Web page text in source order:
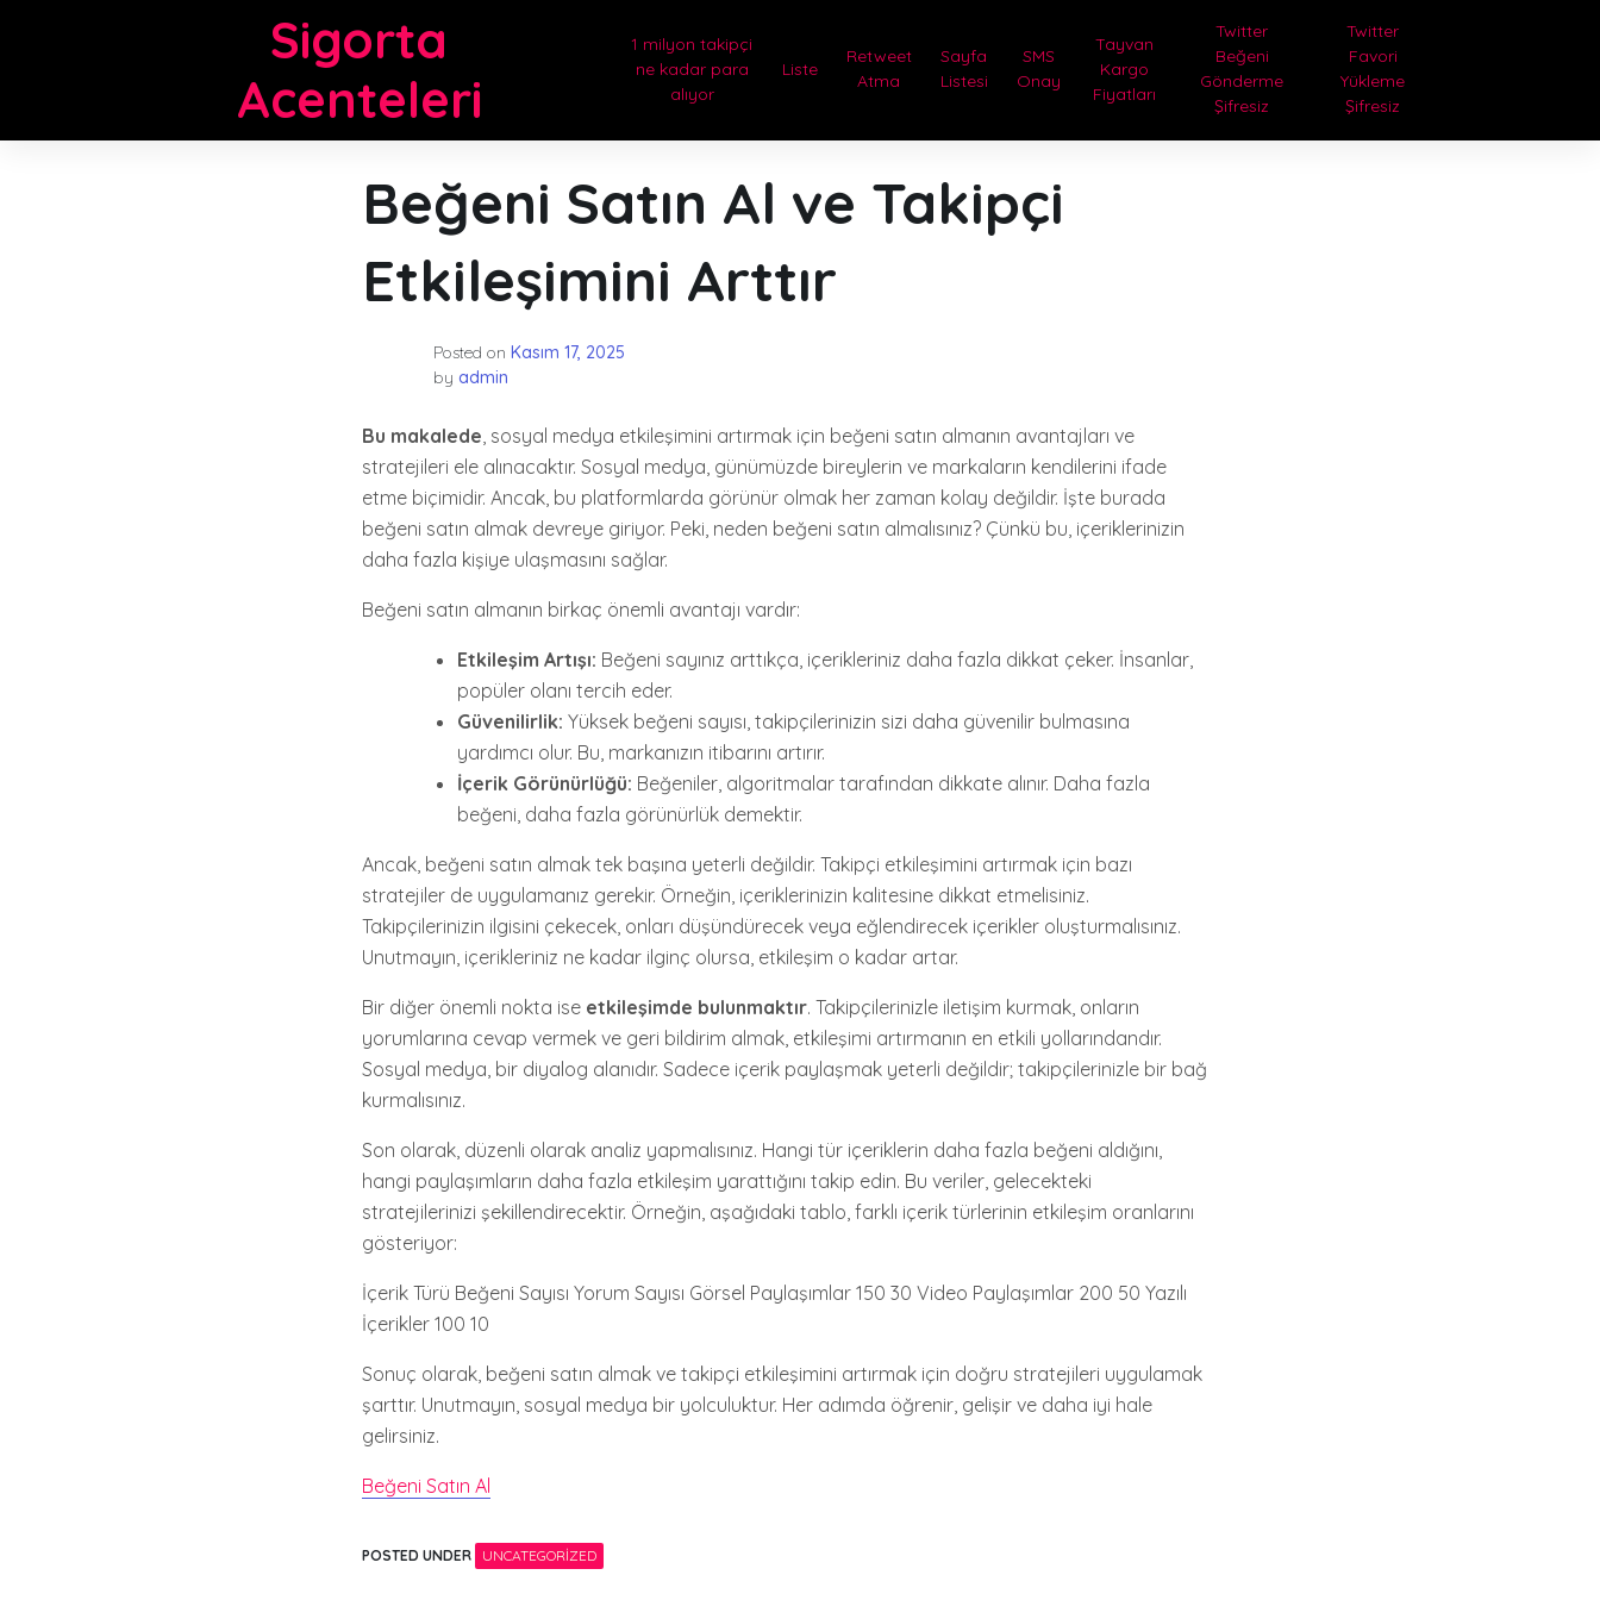
Sigorta
Acenteleri
1 milyon takipçi
ne kadar para
alıyor
Liste
Retweet
Atma
Sayfa
Listesi
SMS
Onay
Tayvan
Kargo
Fiyatları
Twitter
Beğeni
Gönderme
Şifresiz
Twitter
Favori
Yükleme
Şifresiz
Beğeni Satın Al ve Takipçi
Etkileşimini Arttır
Posted on Kasım 17, 2025
by admin
Bu makalede, sosyal medya etkileşimini artırmak için beğeni satın almanın avantajları ve
stratejileri ele alınacaktır. Sosyal medya, günümüzde bireylerin ve markaların kendilerini ifade
etme biçimidir. Ancak, bu platformlarda görünür olmak her zaman kolay değildir. İşte burada
beğeni satın almak devreye giriyor. Peki, neden beğeni satın almalısınız? Çünkü bu, içeriklerinizin
daha fazla kişiye ulaşmasını sağlar.
Beğeni satın almanın birkaç önemli avantajı vardır:
Etkileşim Artışı: Beğeni sayınız arttıkça, içerikleriniz daha fazla dikkat çeker. İnsanlar,
popüler olanı tercih eder.
Güvenilirlik: Yüksek beğeni sayısı, takipçilerinizin sizi daha güvenilir bulmasına
yardımcı olur. Bu, markanızın itibarını artırır.
İçerik Görünürlüğü: Beğeniler, algoritmalar tarafından dikkate alınır. Daha fazla
beğeni, daha fazla görünürlük demektir.
Ancak, beğeni satın almak tek başına yeterli değildir. Takipçi etkileşimini artırmak için bazı
stratejiler de uygulamanız gerekir. Örneğin, içeriklerinizin kalitesine dikkat etmelisiniz.
Takipçilerinizin ilgisini çekecek, onları düşündürecek veya eğlendirecek içerikler oluşturmalısınız.
Unutmayın, içerikleriniz ne kadar ilginç olursa, etkileşim o kadar artar.
Bir diğer önemli nokta ise etkileşimde bulunmaktır. Takipçilerinizle iletişim kurmak, onların
yorumlarına cevap vermek ve geri bildirim almak, etkileşimi artırmanın en etkili yollarındandır.
Sosyal medya, bir diyalog alanıdır. Sadece içerik paylaşmak yeterli değildir; takipçilerinizle bir bağ
kurmalısınız.
Son olarak, düzenli olarak analiz yapmalısınız. Hangi tür içeriklerin daha fazla beğeni aldığını,
hangi paylaşımların daha fazla etkileşim yarattığını takip edin. Bu veriler, gelecekteki
stratejilerinizi şekillendirecektir. Örneğin, aşağıdaki tablo, farklı içerik türlerinin etkileşim oranlarını
gösteriyor:
İçerik Türü Beğeni Sayısı Yorum Sayısı Görsel Paylaşımlar 150 30 Video Paylaşımlar 200 50 Yazılı
İçerikler 100 10
Sonuç olarak, beğeni satın almak ve takipçi etkileşimini artırmak için doğru stratejileri uygulamak
şarttır. Unutmayın, sosyal medya bir yolculuktur. Her adımda öğrenir, gelişir ve daha iyi hale
gelirsiniz.
Beğeni Satın Al
POSTED UNDER UNCATEGORIZED